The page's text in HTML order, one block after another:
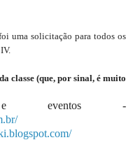
uma solicitação para todos os
classe (que, por sinal, é muito
e eventos -